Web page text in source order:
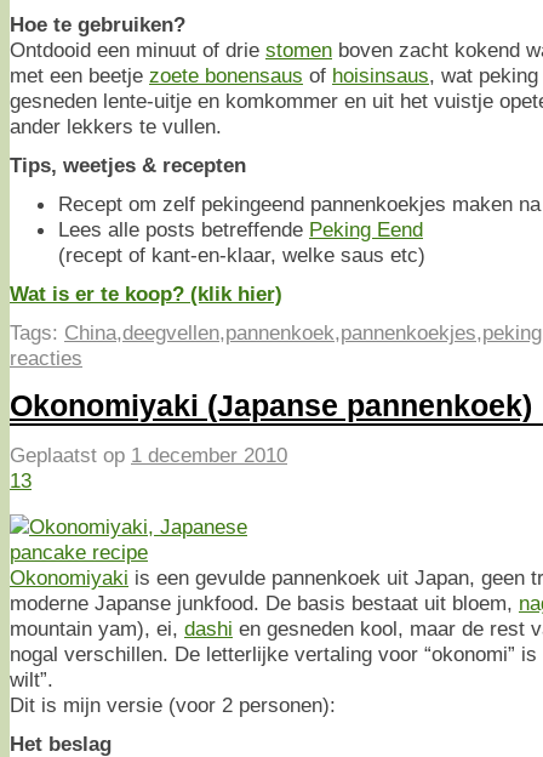
Hoe te gebruiken?
Ontdooid een minuut of drie stomen boven zacht kokend
met een beetje zoete bonensaus of hoisinsaus, wat
gesneden lente-uitje en komkommer en uit het vuistje
ander lekkers te vullen.
Tips, weetjes & recepten
Recept om zelf pekingeend pannenkoekjes maken
Lees alle posts betreffende Peking Eend
(recept of kant-en-klaar, welke saus etc)
Wat is er te koop? (klik hier)
Tags: China,deegvellen,pannenkoek,pannenkoekjes,
reacties
Okonomiyaki (Japanse pannenkoek)
Geplaatst op 1 december 2010
13
Okonomiyaki is een gevulde pannenkoek uit Japan, geen
moderne Japanse junkfood. De basis bestaat uit bloem,
mountain yam), ei, dashi en gesneden kool, maar de rest
nogal verschillen. De letterlijke vertaling voor “okonomi”
wilt”.
Dit is mijn versie (voor 2 personen):
Het beslag